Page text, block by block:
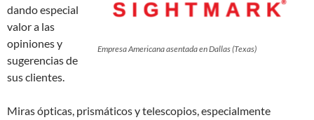
Empresa Americana asentada en Dallas (Texas)
dando especial
valor a las
opiniones y
sugerencias de
sus clientes.
Miras ópticas, prismáticos y telescopios, especialmente